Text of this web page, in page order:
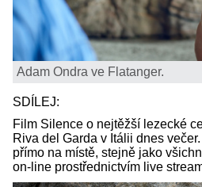
Adam Ondra ve Flatanger.
SDÍLEJ:
Film Silence o nejtěžší lezecké
Riva del Garda v Itálii dnes
přímo na místě, stejně jako
on-line prostřednictvím live